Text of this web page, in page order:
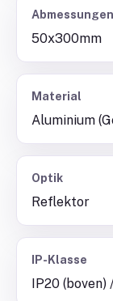
Abmessungen
50x300mm
Material
Aluminium
Optik
Reflektor
IP-Klasse
IP20 (boven)